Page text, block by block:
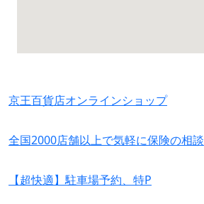
京王百貨店オンラインショップ
全国2000店舗以上で気軽に保険の相談
【超快適】駐車場予約、特P